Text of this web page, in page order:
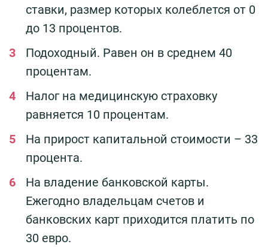
ставки, размер которых колеблется от 0
до 13 процентов.
Подоходный. Равен он в среднем 40
процентам.
Налог на медицинскую страховку
равняется 10 процентам.
На прирост капитальной стоимости – 33
процента.
На владение банковской карты.
Ежегодно владельцам счетов и
банковских карт приходится платить по
30 евро.